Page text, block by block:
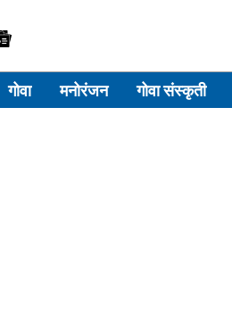
गोवा मनोरंजन गोवा संस्कृती